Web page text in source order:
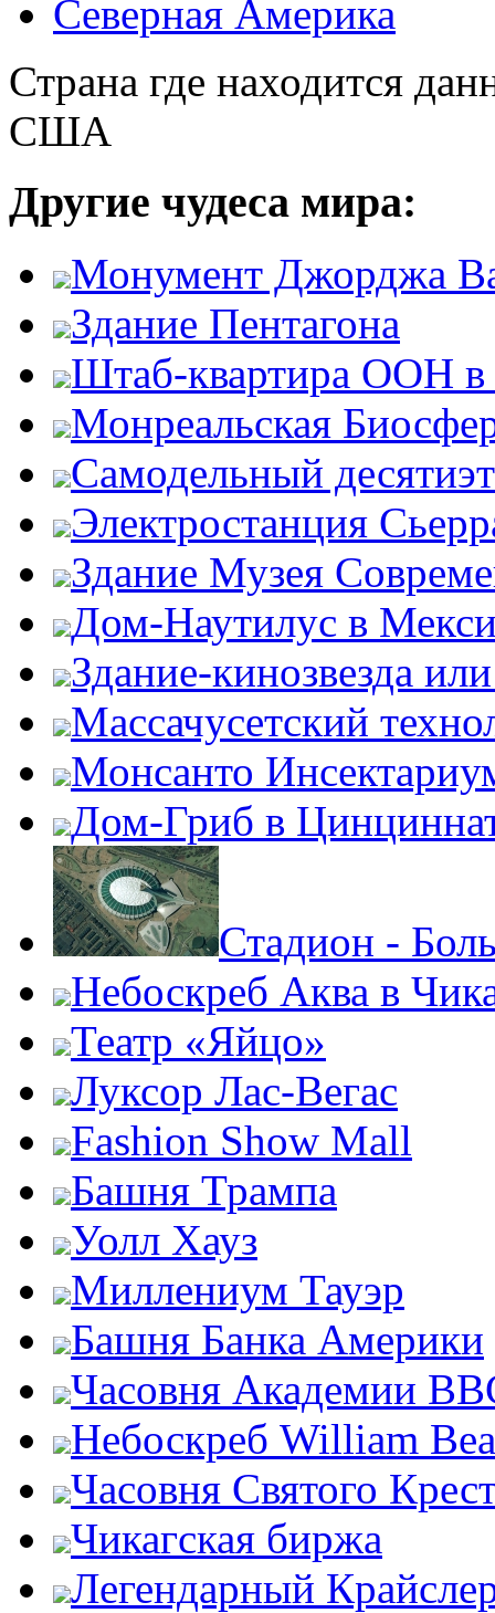
Северная Америка
Страна где находится
США
Другие чудеса мира:
Монумент Джорджа
Здание Пентагона
Штаб-квартира ООН
Монреальская
Самодельный
Электростанция
Здание Музея
Дом-Наутилус в
Здание-кинозвезда
Массачусетский
Монсанто
Дом-Гриб в
Стадион -
Небоскреб Аква в
Театр «Яйцо»
Луксор Лас-Вегас
Fashion Show Mall
Башня Трампа
Уолл Хауз
Миллениум Тауэр
Башня Банка Америки
Часовня Академии
Небоскреб William
Часовня Святого
Чикагская биржа
Легендарный